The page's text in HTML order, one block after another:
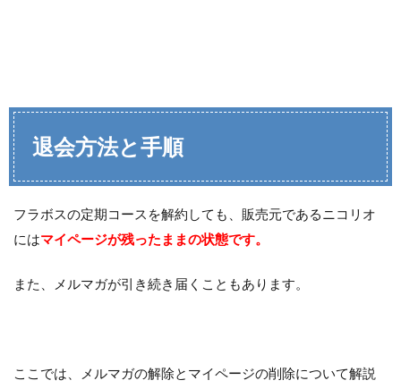
退会方法と手順
フラボスの定期コースを解約しても、販売元であるニコリオ
にはマイページが残ったままの状態です。
また、メルマガが引き続き届くこともあります。
ここでは、メルマガの解除とマイページの削除について解説